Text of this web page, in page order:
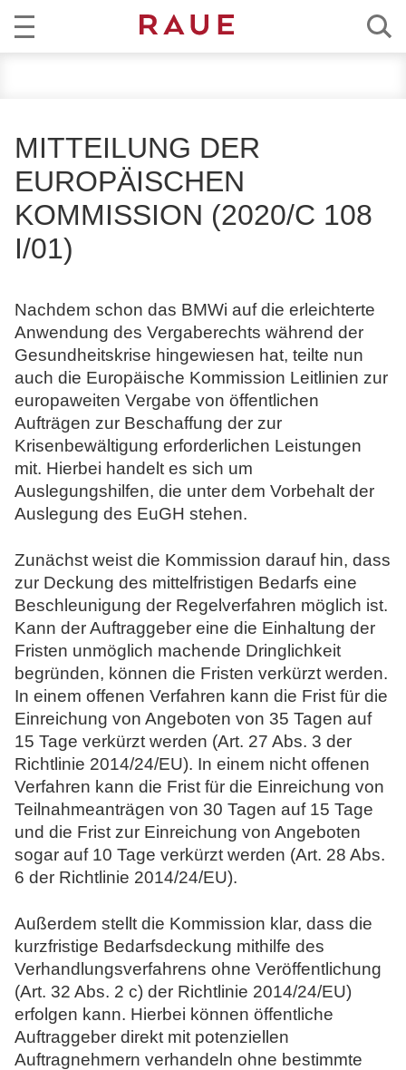
s
n
w
t
e
u
n
d
N
o
t
a
r
KARRIERE
EN DE
MITTEILUNG DER
EUROPÄISCHEN
KOMMISSION (2020/C 108
I/01)
Nachdem schon das BMWi auf die erleichterte
Anwendung des Vergaberechts während der
Gesundheitskrise hingewiesen hat, teilte nun
auch die Europäische Kommission Leitlinien zur
europaweiten Vergabe von öffentlichen
Aufträgen zur Beschaffung der zur
Krisenbewältigung erforderlichen Leistungen
mit. Hierbei handelt es sich um
Auslegungshilfen, die unter dem Vorbehalt der
Auslegung des EuGH stehen.
Zunächst weist die Kommission darauf hin, dass
zur Deckung des mittelfristigen Bedarfs eine
Beschleunigung der Regelverfahren möglich ist.
Kann der Auftraggeber eine die Einhaltung der
Fristen unmöglich machende Dringlichkeit
begründen, können die Fristen verkürzt werden.
In einem offenen Verfahren kann die Frist für die
Einreichung von Angeboten von 35 Tagen auf
15 Tage verkürzt werden (Art. 27 Abs. 3 der
Richtlinie 2014/24/EU). In einem nicht offenen
Verfahren kann die Frist für die Einreichung von
Teilnahmeanträgen von 30 Tagen auf 15 Tage
und die Frist zur Einreichung von Angeboten
sogar auf 10 Tage verkürzt werden (Art. 28 Abs.
6 der Richtlinie 2014/24/EU).
Außerdem stellt die Kommission klar, dass die
kurzfristige Bedarfsdeckung mithilfe des
Verhandlungsverfahrens ohne Veröffentlichung
(Art. 32 Abs. 2 c) der Richtlinie 2014/24/EU)
erfolgen kann. Hierbei können öffentliche
Auftraggeber direkt mit potenziellen
Auftragnehmern verhandeln ohne bestimmte